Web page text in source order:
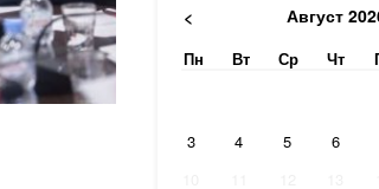
< Август
Пн Вт Ср Чт
3
4 5 6